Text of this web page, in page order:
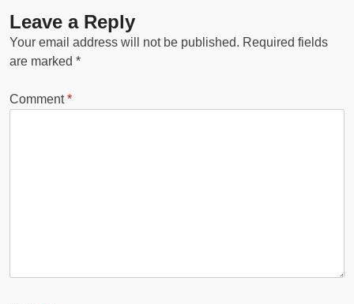
Leave a Reply
Your email address will not be published. Required fields
are marked *
Comment*